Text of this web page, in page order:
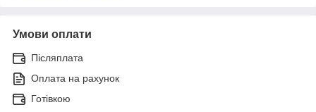
Умови оплати
Післяплата
Оплата на рахунок
Готівкою